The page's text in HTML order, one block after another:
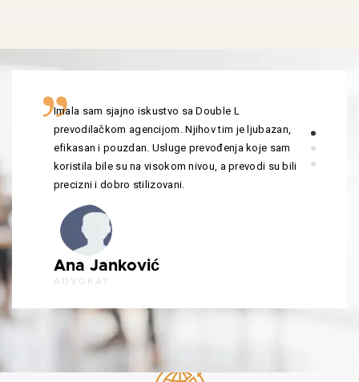
Imala sam sjajno iskustvo sa Double L
prevodilačkom agencijom. Njihov tim je ljubazan,
efikasan i pouzdan. Usluge prevođenja koje sam
koristila bile su na visokom nivou, a prevodi su bili
precizni i dobro stilizovani.
Ana Janković
ADVOKAT